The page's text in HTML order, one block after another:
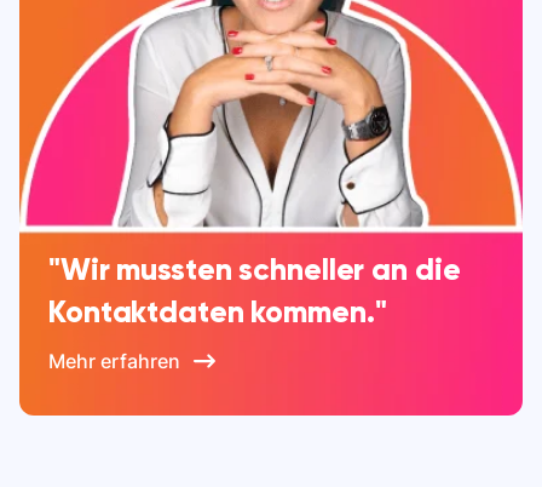
"Wir mussten schneller an die
Kontaktdaten kommen."
Mehr erfahren